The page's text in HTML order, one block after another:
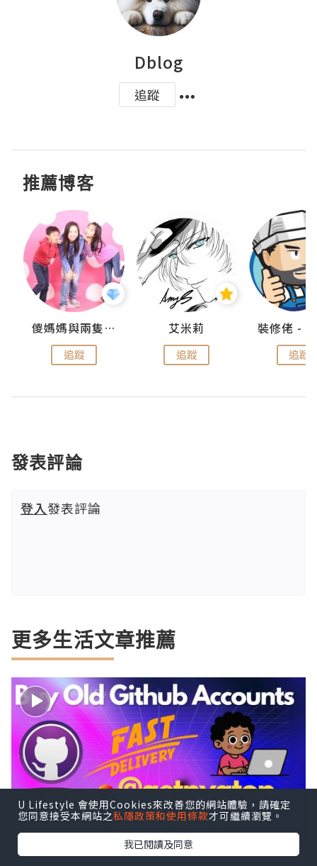
Dblog
追蹤
推薦博客
儍媽媽與兩隻小魔怪之家
追蹤
艾米莉
追蹤 追蹤
發表評論
登入發表評論
更多生活文章推薦
U Lifestyle 會使用Cookies來改善您的網站體驗，請確定
您同意接受本網站之私隱政策和使用條款才可繼續瀏覽。
我已閱讀及同意